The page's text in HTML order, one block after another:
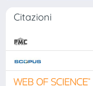
Citazioni